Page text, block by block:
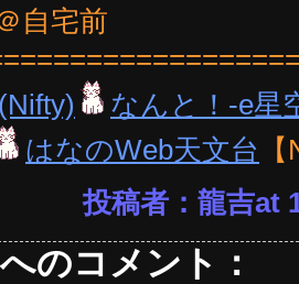
自宅前
なんと！-e星
はなのWeb天文台
投稿者：龍吉at
のコメント：